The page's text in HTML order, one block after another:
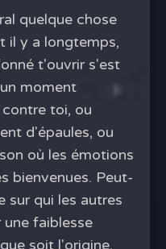
quelque chose
il y a longtemps,
t'ouvrir s'est
moment
toi, ou
d'épaules, ou
où les émotions
bienvenues. Peut-
sur qui les autres
faiblesse
soit l'origine,